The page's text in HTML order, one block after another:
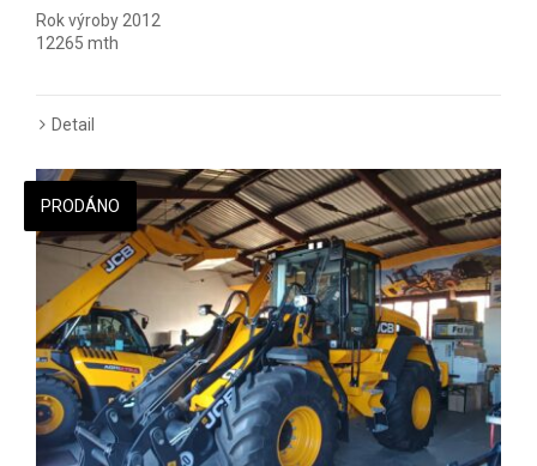
Rok výroby 2012
12265 mth
Detail
PRODÁNO